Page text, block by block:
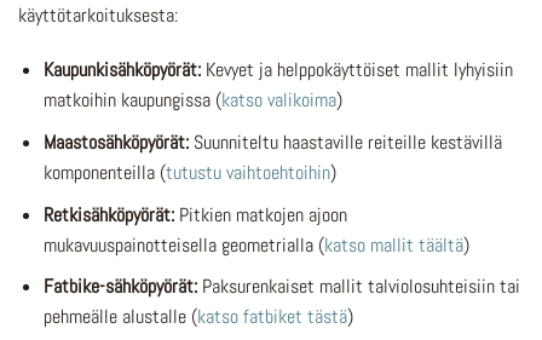
käyttötarkoituksesta:
Kaupunkisähköpyörät:Kevyet ja helppokäyttöiset mallit lyhyisiin
matkoihin kaupungissa (katso valikoima)
Maastosähköpyörät:Suunniteltu haastaville reiteille kestävillä
komponenteilla (tutustu vaihtoehtoihin)
Retkisähköpyörät:Pitkien matkojen ajoon
mukavuuspainotteisella geometrialla (katso mallit täältä)
Fatbike-sähköpyörät:Paksurenkaiset mallit talviolosuhteisiin tai
pehmeälle alustalle (katso fatbiket tästä)